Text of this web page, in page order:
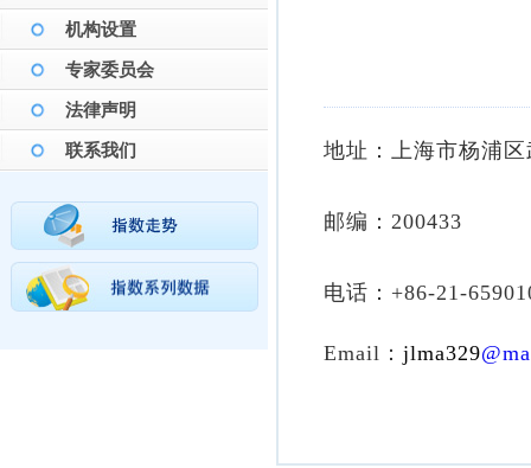
机构设置
专家委员会
法律声明
联系我们 地址：上海市杨浦
邮编：200433
电话：+86-21-
Email ： jlma329